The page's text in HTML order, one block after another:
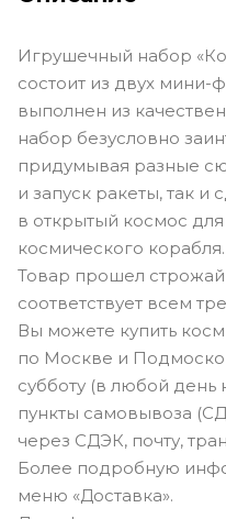
Игрушечный набор
состоит из двух мини-
выполнен из
набор безусловно
придумывая разные
и запуск ракеты, так и
в открытый космос
космического корабля.
Товар прошел
соответствует всем
Вы можете купить
по Москве и
субботу (в любой
пункты самовывоза
через СДЭК, почту,
Более подробную
меню «Доставка».